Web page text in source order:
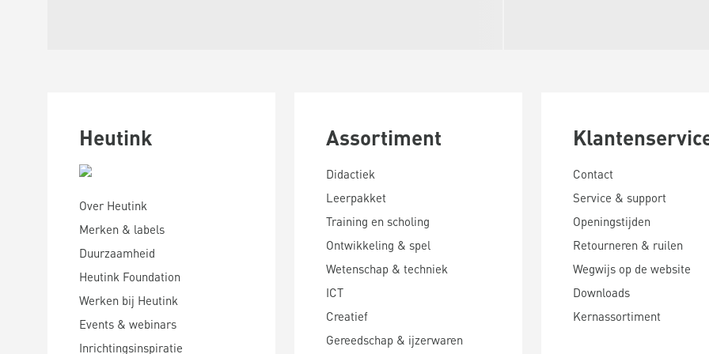
Heutink
Over Heutink
Merken & labels
Duurzaamheid
Heutink Foundation
Werken bij Heutink
Events & webinars
Inrichtingsinspiratie
Assortiment
Didactiek
Leerpakket
Training en scholing
Ontwikkeling & spel
Wetenschap & techniek
ICT
Creatief
Gereedschap & ijzerwaren
Contact
Service & support
Openingstijden
Retourneren & ruilen
Wegwijs op de website
Downloads
Kernassortiment